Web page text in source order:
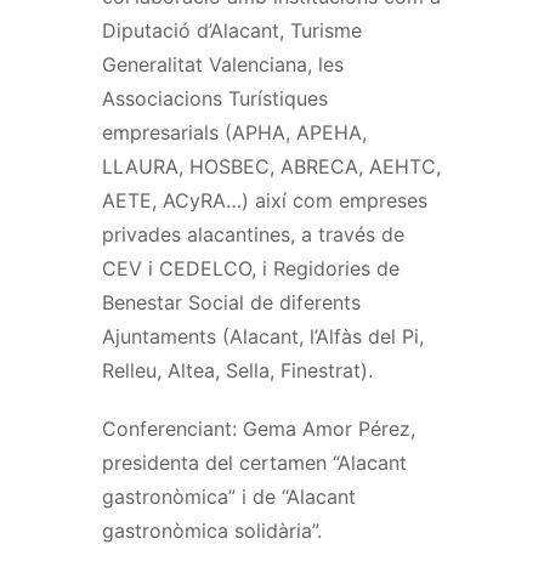
Diputació d’Alacant, Turisme
Generalitat Valenciana, les
Associacions Turístiques
empresarials (APHA, APEHA,
LLAURA, HOSBEC, ABRECA, AEHTC,
AETE, ACyRA…) així com empreses
privades alacantines, a través de
CEV i CEDELCO, i Regidories de
Benestar Social de diferents
Ajuntaments (Alacant, l’Alfàs del Pi,
Relleu, Altea, Sella, Finestrat).
Conferenciant: Gema Amor Pérez,
presidenta del certamen “Alacant
gastronòmica” i de “Alacant
gastronòmica solidària”.